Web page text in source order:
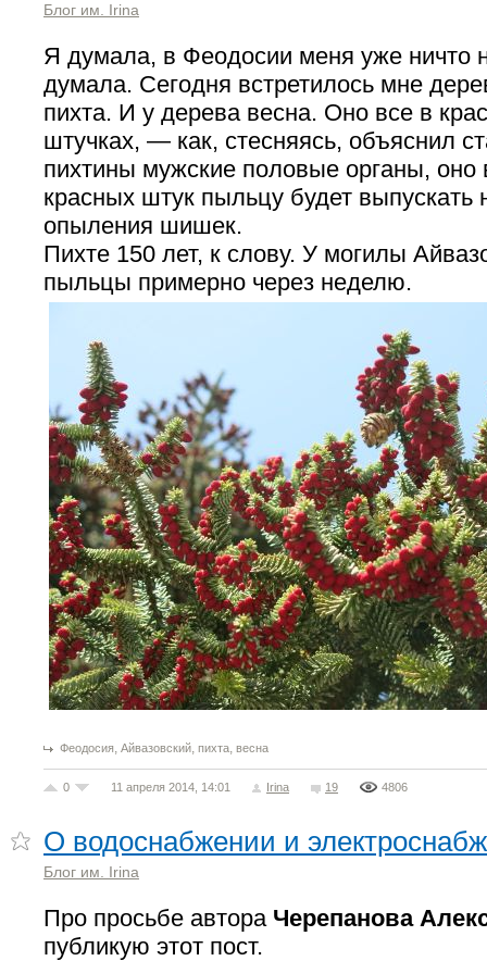
Блог им. Irina
Я думала, в Феодосии меня уже ничто
думала. Сегодня встретилось мне
пихта. И у дерева весна. Оно все в
штучках, — как, стесняясь, объяснил
пихтины мужские половые органы, оно
красных штук пыльцу будет выпускать
опыления шишек.
Пихте 150 лет, к слову. У могилы
пыльцы примерно через неделю.
Феодосия, Айвазовский, пихта, весна
0 11 апреля 2014, 14:01 Irina 19 4806
О водоснабжении и
Блог им. Irina
Про просьбе автора Черепанова
публикую этот пост.